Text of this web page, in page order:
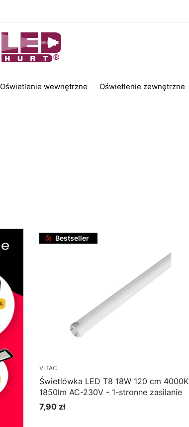
Oświetlenie wewnętrzne Oświetlenie zewnętrzne
Bestseller
V-TAC
Świetlówka LED T8 18W 120 cm 4000K
1850lm AC-230V - 1-stronne zasilanie
Cena
7,90 zł